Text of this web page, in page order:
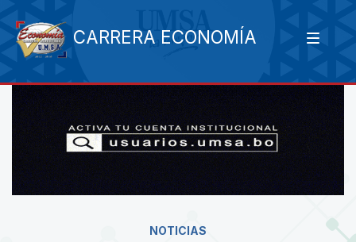
CARRERA ECONOMÍA
NOTICIAS